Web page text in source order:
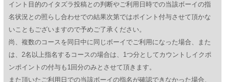
イント目的のイタズラ投稿との判断やご利用日時での当該ボーイの指
名状況との照らし合わせでの結果次第ではポイント付与させて頂かな
いこともございますので予めご了承ください。
尚、複数のコースを同日中に同じボーイでご利用になった場合、また
は、2名以上指名するコースの場合は、1つ分としてカウントしイクポ
ンポイントの付与も1回分のみとさせて頂きます。
また頂いたご利用日での当該ボーイの指名が確認できなかった場合、